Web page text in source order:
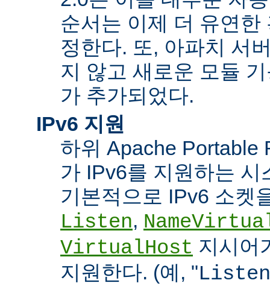
순서는 이제 더 유연한
정한다. 또, 아파치 서
지 않고 새로운 모듈
가 추가되었다.
IPv6 지원
하위 Apache Portable
가 IPv6를 지원하는 시
기본적으로 IPv6 소켓
Listen,
VirtualHost 지시어
지원한다. (예, "Listen